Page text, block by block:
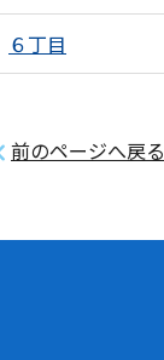
６丁目
前のページへ戻る